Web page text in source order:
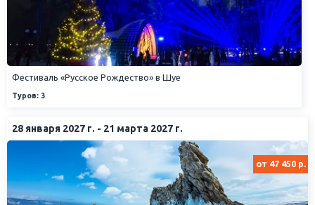
Фестиваль «Русское Рождество» в Шуе
Туров: 3
28 января 2027 г. - 21 марта 2027 г.
от 47 450 р.